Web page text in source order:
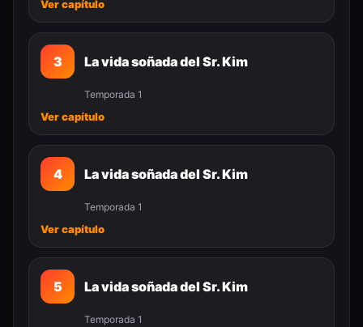
Ver capítulo
3 La vida soñada del Sr. Kim
Temporada 1
Ver capítulo
4 La vida soñada del Sr. Kim
Temporada 1
Ver capítulo
5 La vida soñada del Sr. Kim
Temporada 1